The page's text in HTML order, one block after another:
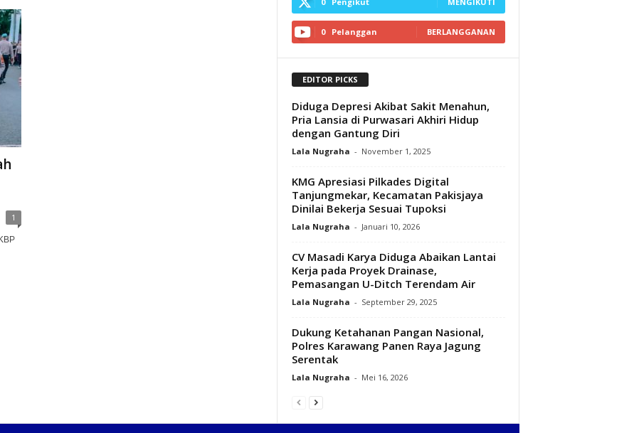
1
0 Pelanggan BERLANGGANAN
EDITOR PICKS
Diduga Depresi Akibat Sakit Menahun,
Pria Lansia di Purwasari Akhiri Hidup
dengan Gantung Diri‎
Lala Nugraha - November 1, 2025
KMG Apresiasi Pilkades Digital
Tanjungmekar, Kecamatan Pakisjaya
Dinilai Bekerja Sesuai Tupoksi
Lala Nugraha - Januari 10, 2026
CV Masadi Karya Diduga Abaikan Lantai
Kerja pada Proyek Drainase,
Pemasangan U-Ditch Terendam Air
Lala Nugraha - September 29, 2025
Dukung Ketahanan Pangan Nasional,
Polres Karawang Panen Raya Jagung
Serentak
Lala Nugraha - Mei 16, 2026